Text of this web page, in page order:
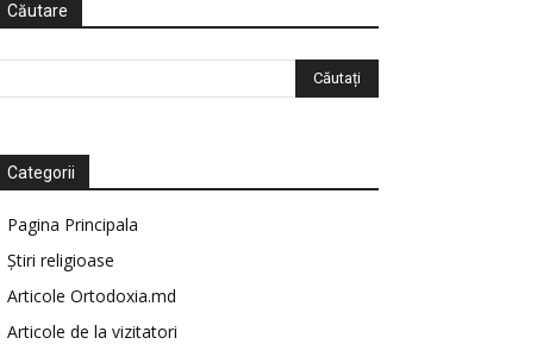
Căutare
Categorii
Pagina Principala
Știri religioase
Articole Ortodoxia.md
Articole de la vizitatori